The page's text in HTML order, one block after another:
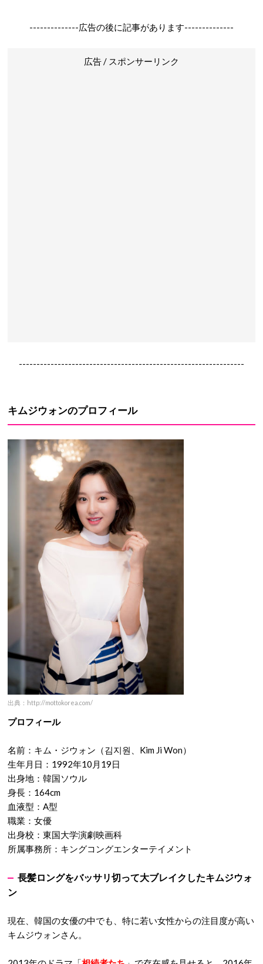
--------------広告の後に記事があります--------------
広告 / スポンサーリンク
----------------------------------------------------------------
キムジウォンのプロフィール
出典：http://mottokorea.com/
プロフィール
名前：キム・ジウォン（김지원、Kim Ji Won）
生年月日：1992年10月19日
出身地：韓国ソウル
身長：164cm
血液型：A型
職業：女優
出身校：東国大学演劇映画科
所属事務所：キングコングエンターテイメント
長髪ロングをバッサリ切って大ブレイクしたキムジウォ
ン
現在、韓国の女優の中でも、特に若い女性からの注目度が高い
キムジウォンさん。